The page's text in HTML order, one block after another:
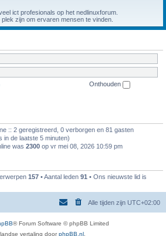
ict profesionals op het nedlinuxforum.
zijn om ervaren mensen te vinden.
Onthouden
:: 2 geregistreerd, 0 verborgen en 81 gasten
in de laatste 5 minuten)
was 2300 op vr mei 08, 2026 10:59 pm
157 • Aantal leden 91 • Ons nieuwste lid is
Alle tijden zijn UTC+02:00
® Forum Software © phpBB Limited
vertaling doorphpBB.nl